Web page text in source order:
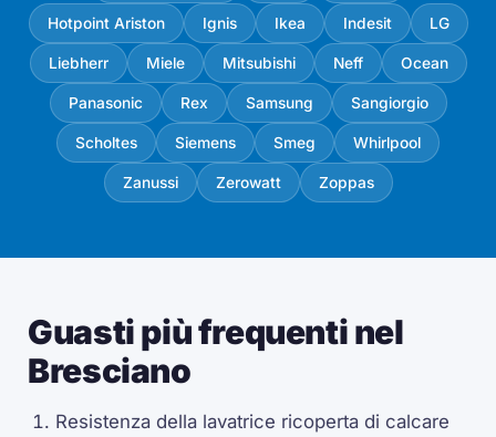
Hotpoint Ariston Ignis Ikea Indesit LG
Liebherr Miele Mitsubishi Neff Ocean
Panasonic Rex Samsung Sangiorgio
Scholtes Siemens Smeg Whirlpool
Zanussi Zerowatt Zoppas
Guasti più frequenti nel
Bresciano
Resistenza della lavatrice ricoperta di calcare